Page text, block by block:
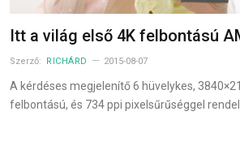
Itt a világ első 4K felbontású
Szerző: RICHÁRD 2015-08-07
A kérdéses megjelenítő 6 hüvelykes,
felbontású, és 734 ppi pixelsűrűséggel